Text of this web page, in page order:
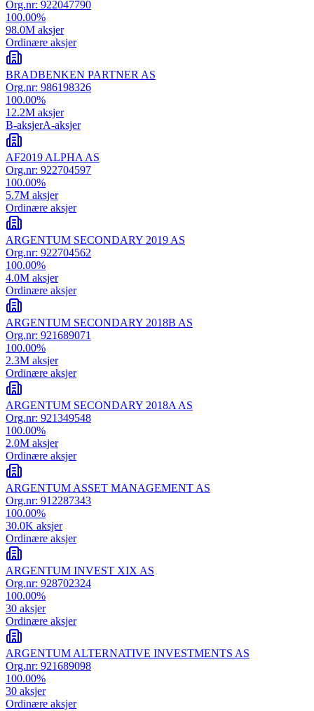
Org.nr: 922047790
100.00%
98.0M aksjer
Ordinære aksjer
BRADBENKEN PARTNER AS
Org.nr: 986198326
100.00%
12.2M aksjer
B-aksjerA-aksjer
AF2019 ALPHA AS
Org.nr: 922704597
100.00%
5.7M aksjer
Ordinære aksjer
ARGENTUM SECONDARY 2019 AS
Org.nr: 922704562
100.00%
4.0M aksjer
Ordinære aksjer
ARGENTUM SECONDARY 2018B AS
Org.nr: 921689071
100.00%
2.3M aksjer
Ordinære aksjer
ARGENTUM SECONDARY 2018A AS
Org.nr: 921349548
100.00%
2.0M aksjer
Ordinære aksjer
ARGENTUM ASSET MANAGEMENT AS
Org.nr: 912287343
100.00%
30.0K aksjer
Ordinære aksjer
ARGENTUM INVEST XIX AS
Org.nr: 928702324
100.00%
30 aksjer
Ordinære aksjer
ARGENTUM ALTERNATIVE INVESTMENTS AS
Org.nr: 921689098
100.00%
30 aksjer
Ordinære aksjer